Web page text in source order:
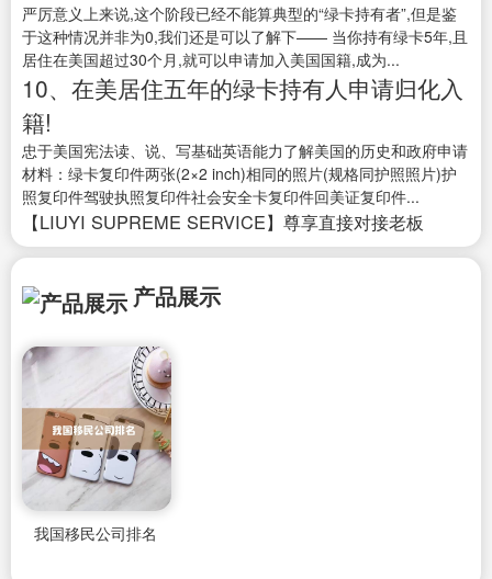
严厉意义上来说,这个阶段已经不能算典型的“绿卡持有者”,但是鉴
于这种情况并非为0,我们还是可以了解下—— 当你持有绿卡5年,且
居住在美国超过30个月,就可以申请加入美国国籍,成为...
10、在美居住五年的绿卡持有人申请归化入
籍!
忠于美国宪法读、说、写基础英语能力了解美国的历史和政府申请
材料：绿卡复印件两张(2×2 inch)相同的照片(规格同护照照片)护
照复印件驾驶执照复印件社会安全卡复印件回美证复印件...
【LIUYI SUPREME SERVICE】尊享直接对接老板
产品展示
我国移民公司排名